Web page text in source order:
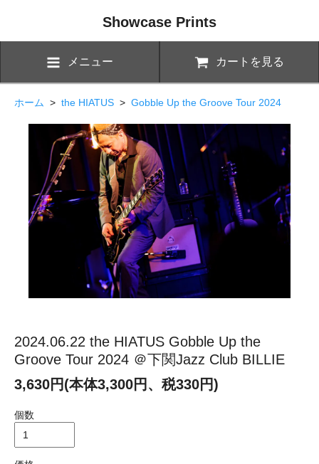
Showcase Prints
メニュー カートを見る
ホーム > the HIATUS > Gobble Up the Groove Tour 2024
2024.06.22 the HIATUS Gobble Up the
Groove Tour 2024 ＠下関Jazz Club BILLIE
3,630円(本体3,300円、税330円)
個数